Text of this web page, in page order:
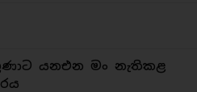
යනඑන මං නැතිකළ